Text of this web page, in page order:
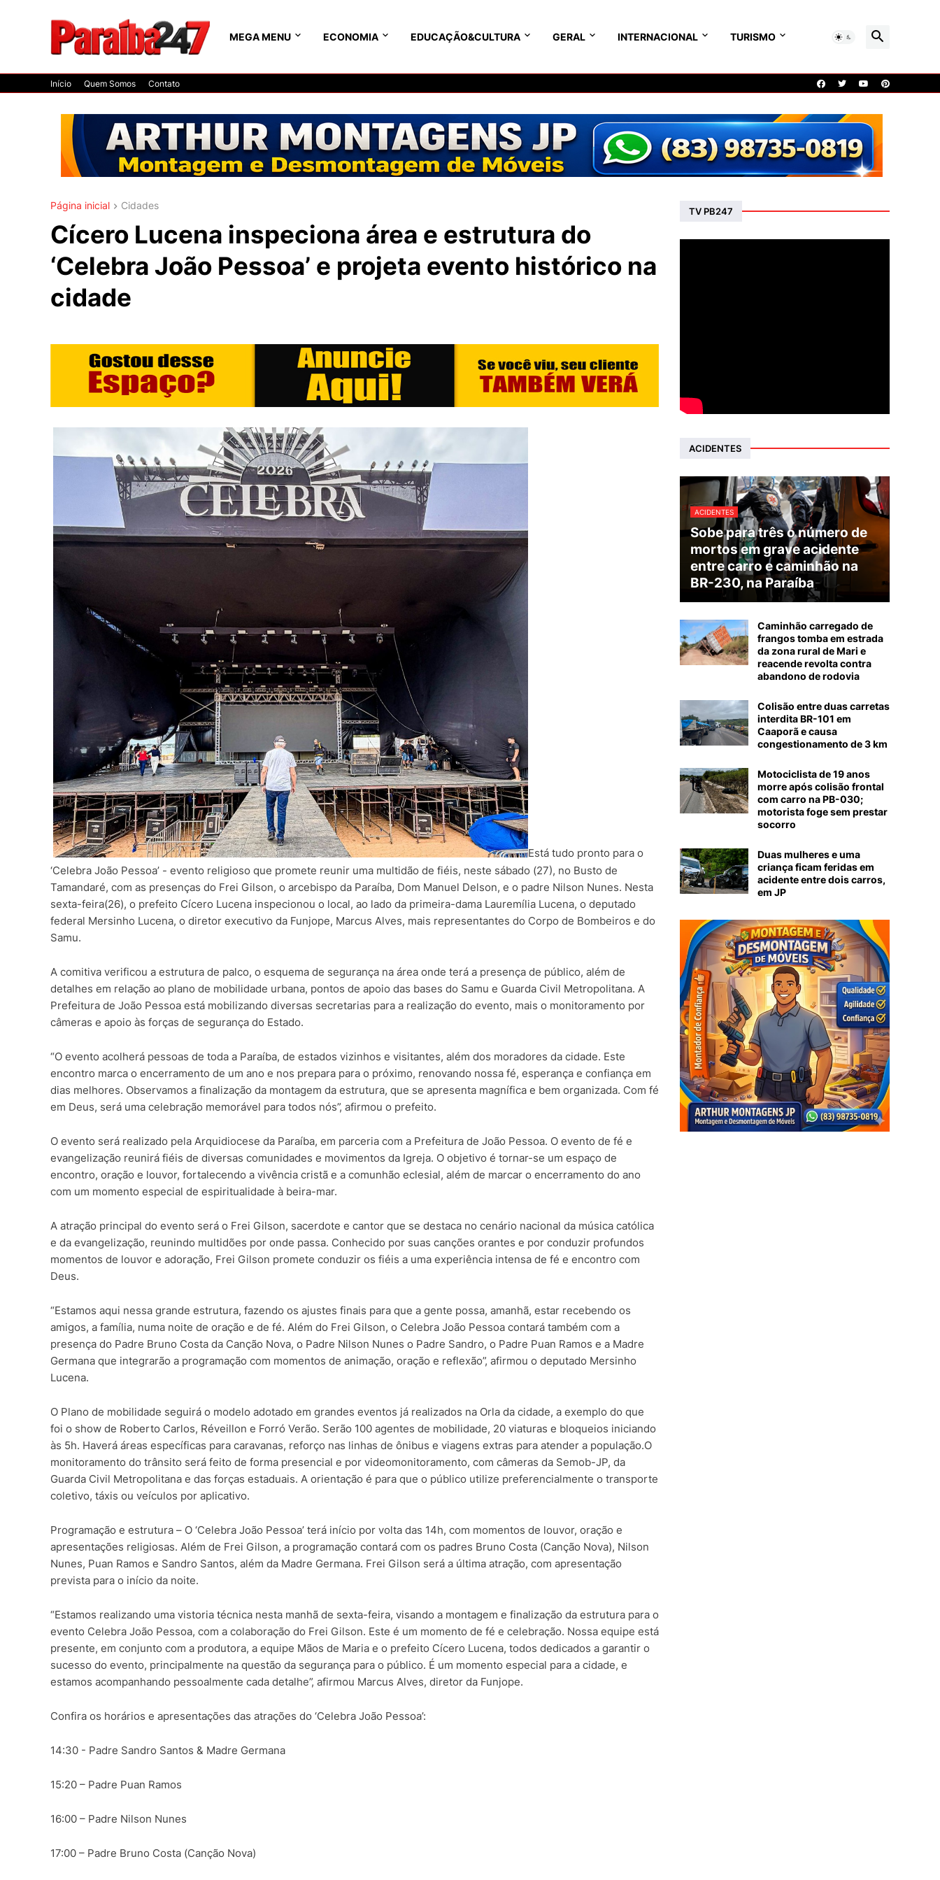
MEGA MENU ECONOMIA EDUCAÇÃO&CULTURA GERAL INTERNACIONAL TURISMO
Início Quem Somos Contato
Página inicial Cidades
Cícero Lucena inspeciona área e estrutura do
‘Celebra João Pessoa’ e projeta evento histórico na
cidade
Está tudo pronto para o
‘Celebra João Pessoa’ - evento religioso que promete reunir uma multidão de fiéis, neste sábado (27), no Busto de
Tamandaré, com as presenças do Frei Gilson, o arcebispo da Paraíba, Dom Manuel Delson, e o padre Nilson Nunes. Nesta
sexta-feira(26), o prefeito Cícero Lucena inspecionou o local, ao lado da primeira-dama Lauremília Lucena, o deputado
federal Mersinho Lucena, o diretor executivo da Funjope, Marcus Alves, mais representantes do Corpo de Bombeiros e do
Samu.
A comitiva verificou a estrutura de palco, o esquema de segurança na área onde terá a presença de público, além de
detalhes em relação ao plano de mobilidade urbana, pontos de apoio das bases do Samu e Guarda Civil Metropolitana. A
Prefeitura de João Pessoa está mobilizando diversas secretarias para a realização do evento, mais o monitoramento por
câmeras e apoio às forças de segurança do Estado.
“O evento acolherá pessoas de toda a Paraíba, de estados vizinhos e visitantes, além dos moradores da cidade. Este
encontro marca o encerramento de um ano e nos prepara para o próximo, renovando nossa fé, esperança e confiança em
dias melhores. Observamos a finalização da montagem da estrutura, que se apresenta magnífica e bem organizada. Com fé
em Deus, será uma celebração memorável para todos nós”, afirmou o prefeito.
O evento será realizado pela Arquidiocese da Paraíba, em parceria com a Prefeitura de João Pessoa. O evento de fé e
evangelização reunirá fiéis de diversas comunidades e movimentos da Igreja. O objetivo é tornar-se um espaço de
encontro, oração e louvor, fortalecendo a vivência cristã e a comunhão eclesial, além de marcar o encerramento do ano
com um momento especial de espiritualidade à beira-mar.
A atração principal do evento será o Frei Gilson, sacerdote e cantor que se destaca no cenário nacional da música católica
e da evangelização, reunindo multidões por onde passa. Conhecido por suas canções orantes e por conduzir profundos
momentos de louvor e adoração, Frei Gilson promete conduzir os fiéis a uma experiência intensa de fé e encontro com
Deus.
“Estamos aqui nessa grande estrutura, fazendo os ajustes finais para que a gente possa, amanhã, estar recebendo os
amigos, a família, numa noite de oração e de fé. Além do Frei Gilson, o Celebra João Pessoa contará também com a
presença do Padre Bruno Costa da Canção Nova, o Padre Nilson Nunes o Padre Sandro, o Padre Puan Ramos e a Madre
Germana que integrarão a programação com momentos de animação, oração e reflexão”, afirmou o deputado Mersinho
Lucena.
O Plano de mobilidade seguirá o modelo adotado em grandes eventos já realizados na Orla da cidade, a exemplo do que
foi o show de Roberto Carlos, Réveillon e Forró Verão. Serão 100 agentes de mobilidade, 20 viaturas e bloqueios iniciando
às 5h. Haverá áreas específicas para caravanas, reforço nas linhas de ônibus e viagens extras para atender a população.O
monitoramento do trânsito será feito de forma presencial e por videomonitoramento, com câmeras da Semob-JP, da
Guarda Civil Metropolitana e das forças estaduais. A orientação é para que o público utilize preferencialmente o transporte
coletivo, táxis ou veículos por aplicativo.
Programação e estrutura – O ‘Celebra João Pessoa’ terá início por volta das 14h, com momentos de louvor, oração e
apresentações religiosas. Além de Frei Gilson, a programação contará com os padres Bruno Costa (Canção Nova), Nilson
Nunes, Puan Ramos e Sandro Santos, além da Madre Germana. Frei Gilson será a última atração, com apresentação
prevista para o início da noite.
“Estamos realizando uma vistoria técnica nesta manhã de sexta-feira, visando a montagem e finalização da estrutura para o
evento Celebra João Pessoa, com a colaboração do Frei Gilson. Este é um momento de fé e celebração. Nossa equipe está
presente, em conjunto com a produtora, a equipe Mãos de Maria e o prefeito Cícero Lucena, todos dedicados a garantir o
sucesso do evento, principalmente na questão da segurança para o público. É um momento especial para a cidade, e
estamos acompanhando pessoalmente cada detalhe”, afirmou Marcus Alves, diretor da Funjope.
Confira os horários e apresentações das atrações do ‘Celebra João Pessoa’:
14:30 - Padre Sandro Santos & Madre Germana
15:20 – Padre Puan Ramos
16:00 – Padre Nilson Nunes
17:00 – Padre Bruno Costa (Canção Nova)
TV PB247
ACIDENTES
ACIDENTES
Sobe para três o número de
mortos em grave acidente
entre carro e caminhão na
BR-230, na Paraíba
Caminhão carregado de
frangos tomba em estrada
da zona rural de Mari e
reacende revolta contra
abandono de rodovia
Colisão entre duas carretas
interdita BR-101 em
Caaporã e causa
congestionamento de 3 km
Motociclista de 19 anos
morre após colisão frontal
com carro na PB-030;
motorista foge sem prestar
socorro
Duas mulheres e uma
criança ficam feridas em
acidente entre dois carros,
em JP